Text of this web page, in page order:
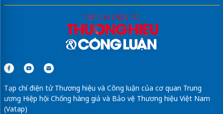
Tạp chí điện tử Thương hiệu và Công luận của cơ quan Trung
ương Hiệp hội Chống hàng giả và Bảo vệ Thương hiệu Việt Nam
(Vatap)